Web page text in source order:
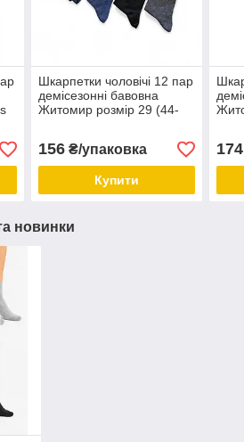
Шкарпетки чоловічі 12 пар
демісезонні бавовна
Житомир розмір 29 (44-
156₴/упаковка
Купити
174
новинки